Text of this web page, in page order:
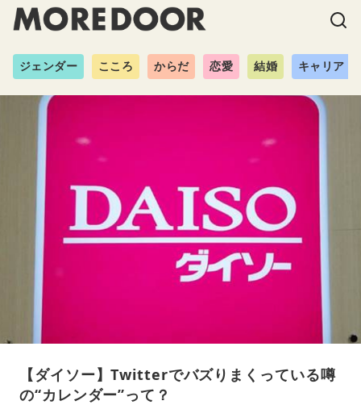
ジェンダー こころ からだ 恋愛 結婚 キャリア
【ダイソー】Twitterでバズりまくっている噂
の“カレンダー”って？